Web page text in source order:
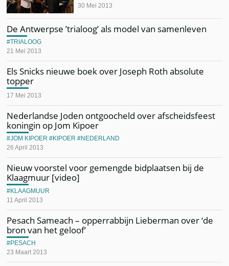
30 Mei 2013
De Antwerpse ’trialoog’ als model van samenleven
21 Mei 2013
TRIALOOG
Els Snicks nieuwe boek over Joseph Roth absolute
topper
17 Mei 2013
Nederlandse Joden ontgoocheld over afscheidsfeest
koningin op Jom Kipoer
26 April 2013
JOM KIPOER KIPOER NEDERLAND
Nieuw voorstel voor gemengde bidplaatsen bij de
Klaagmuur [video]
11 April 2013
KLAAGMUUR
Pesach Sameach – opperrabbijn Lieberman over ‘de
bron van het geloof’
23 Maart 2013
PESACH